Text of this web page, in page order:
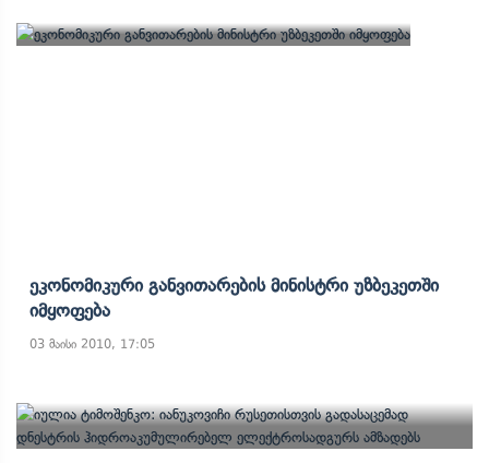
Ეკონომიკური Განვითარების Მინისტრი Უზბეკეთში
Იმყოფება
03 მაისი 2010, 17:05